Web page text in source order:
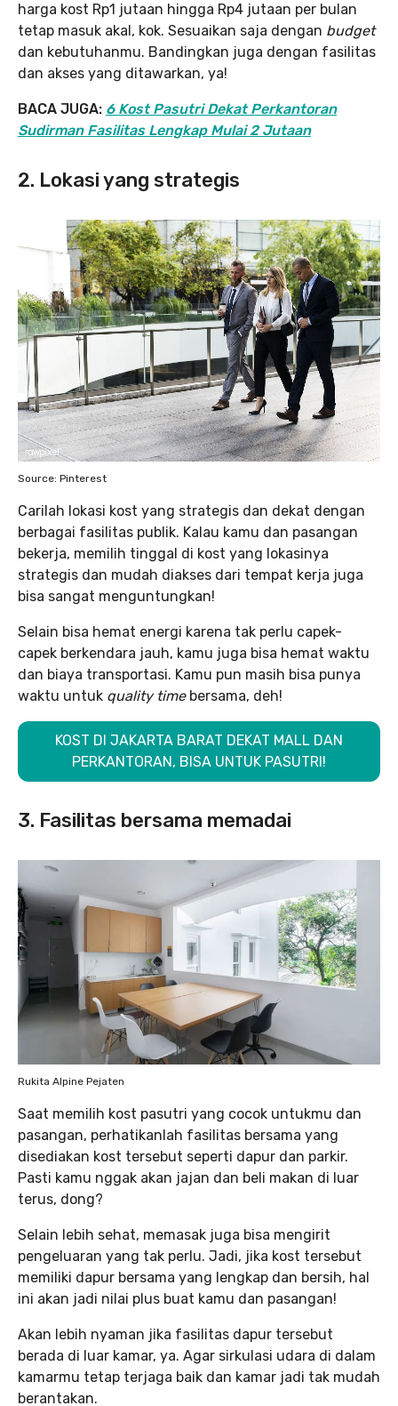
harga kost Rp1 jutaan hingga Rp4 jutaan per bulan
tetap masuk akal, kok. Sesuaikan saja dengan budget
dan kebutuhanmu. Bandingkan juga dengan fasilitas
dan akses yang ditawarkan, ya!
BACA JUGA: 6 Kost Pasutri Dekat Perkantoran
Sudirman Fasilitas Lengkap Mulai 2 Jutaan
2. Lokasi yang strategis
Source: Pinterest
Carilah lokasi kost yang strategis dan dekat dengan
berbagai fasilitas publik. Kalau kamu dan pasangan
bekerja, memilih tinggal di kost yang lokasinya
strategis dan mudah diakses dari tempat kerja juga
bisa sangat menguntungkan!
Selain bisa hemat energi karena tak perlu capek-
capek berkendara jauh, kamu juga bisa hemat waktu
dan biaya transportasi. Kamu pun masih bisa punya
waktu untuk quality time bersama, deh!
KOST DI JAKARTA BARAT DEKAT MALL DAN
PERKANTORAN, BISA UNTUK PASUTRI!
3. Fasilitas bersama memadai
Rukita Alpine Pejaten
Saat memilih kost pasutri yang cocok untukmu dan
pasangan, perhatikanlah fasilitas bersama yang
disediakan kost tersebut seperti dapur dan parkir.
Pasti kamu nggak akan jajan dan beli makan di luar
terus, dong?
Selain lebih sehat, memasak juga bisa mengirit
pengeluaran yang tak perlu. Jadi, jika kost tersebut
memiliki dapur bersama yang lengkap dan bersih, hal
ini akan jadi nilai plus buat kamu dan pasangan!
Akan lebih nyaman jika fasilitas dapur tersebut
berada di luar kamar, ya. Agar sirkulasi udara di dalam
kamarmu tetap terjaga baik dan kamar jadi tak mudah
berantakan.